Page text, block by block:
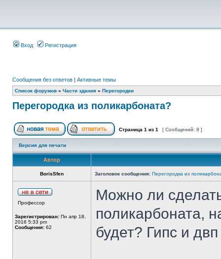
Вход Регистрация
Сообщения без ответов | Активные темы
Список форумов » Части здания » Перегородки
Перегородка из поликарбоната?
Страница 1 из 1 [ Сообщений: 8 ]
Версия для печати
Автор
BorisSfen Заголовок сообщения: Перегородка из
Профессор
Зарегистрирован: Пн апр 18,
2016 5:33 pm
Сообщения: 62
Можно ли
поликарбоната,
будет? Гипс и